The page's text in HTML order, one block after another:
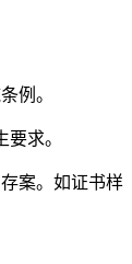
例。
求。
案。如证书样